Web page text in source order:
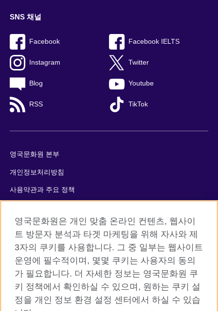
SNS 채널
Facebook Facebook IELTS
Instagram Twitter
Blog Youtube
RSS TikTok
영국문화원 본부
개인정보처리방침
사용약관과 주요 정책
사이트맵
© 2026 British Council
The United Kingdom’s international organisation for cultural
relations and educational opportunities. A registered charity:
209131 (England and Wales) SC037733 (Scotland)
영국문화원은 개인 맞춤 온라인 컨텐츠, 웹사이
트 방문자 분석과 타겟 마케팅을 위해 자사와 제
3자의 쿠키를 사용합니다. 그 중 일부는 웹사이트
운영에 필수적이며, 몇몇 쿠키는 사용자의 동의
가 필요합니다. 더 자세한 정보는 영국문화원 쿠
키 정책에서 확인하실 수 있으며, 원하는 쿠키 설
정을 개인 정보 환경 설정 센터에서 하실 수 있습